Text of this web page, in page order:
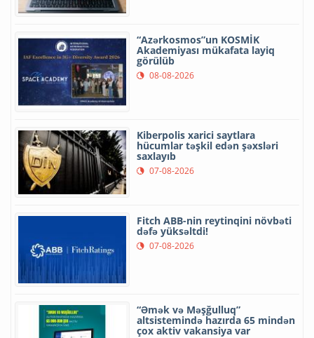
“Azərkosmos”un KOSMİK
Akademiyası mükafata layiq
görülüb
08-08-2026
Kiberpolis xarici saytlara
hücumlar təşkil edən şəxsləri
saxlayıb
07-08-2026
Fitch ABB-nin reytinqini növbəti
dəfə yüksəltdi!
07-08-2026
“Əmək və Məşğulluq”
altsistemində hazırda 65 mindən
çox aktiv vakansiya var